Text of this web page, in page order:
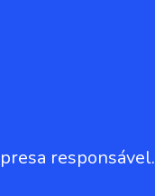
responsável.